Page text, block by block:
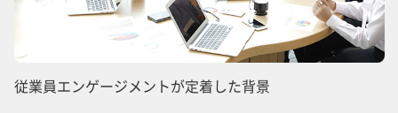
従業員エンゲージメントが定着した背景